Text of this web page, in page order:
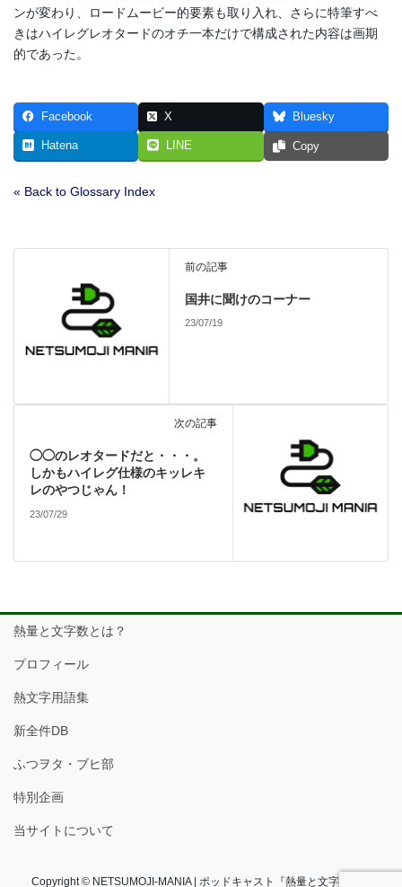
ンが変わり、ロードムービー的要素も取り入れ、さらに特筆すべ
きはハイレグレオタードのオチ一本だけで構成された内容は画期
的であった。
Facebook X Bluesky
Hatena LINE Copy
« Back to Glossary Index
前の記事
国井に聞けのコーナー
23/07/19
次の記事
◯◯のレオタードだと・・・。
しかもハイレグ仕様のキッレキ
レのやつじゃん！
23/07/29
熱量と文字数とは？
プロフィール
熱文字用語集
新全件DB
ふつヲタ・ブヒ部
特別企画
当サイトについて
Copyright © NETSUMOJI-MANIA | ポッドキャスト『熱量と文字数』フ